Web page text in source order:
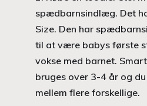
spædbarnsindlæg. Det
Size. Den har
til at være babys første
vokse med barnet.
bruges over 3-4 år og
mellem flere forskellige.